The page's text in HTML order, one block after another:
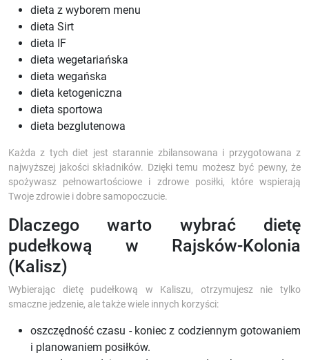
dieta z wyborem menu
dieta Sirt
dieta IF
dieta wegetariańska
dieta wegańska
dieta ketogeniczna
dieta sportowa
dieta bezglutenowa
Każda z tych diet jest starannie zbilansowana i przygotowana z
najwyższej jakości składników. Dzięki temu możesz być pewny, że
spożywasz pełnowartościowe i zdrowe posiłki, które wspierają
Twoje zdrowie i dobre samopoczucie.
Dlaczego warto wybrać dietę
pudełkową w Rajsków-Kolonia
(Kalisz)
Wybierając dietę pudełkową w Kaliszu, otrzymujesz nie tylko
smaczne jedzenie, ale także wiele innych korzyści:
oszczędność czasu - koniec z codziennym gotowaniem
i planowaniem posiłków.